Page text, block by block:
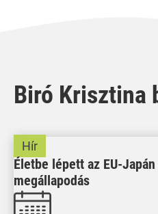
Biró Krisztina
Hír
Életbe lépett az EU-
megállapodás